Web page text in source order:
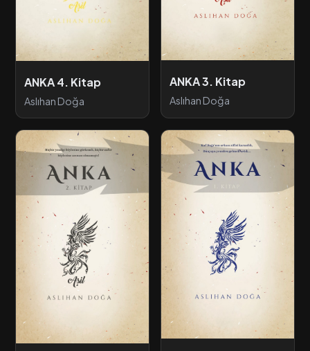
ANKA 4. Kitap
Aslıhan Doğa
ANKA 3. Kitap
Aslıhan Doğa